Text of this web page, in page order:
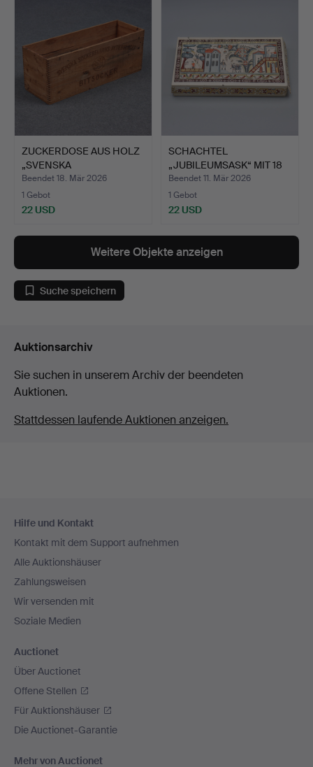
ZUCKERDOSE AUS HOLZ
„SVENSKA
SUGARFABRIKS …
Beendet 18. Mär 2026
1 Gebot
22 USD
SCHACHTEL
„JUBILEUMSASK“ MIT 18
STREICHHOL…
Beendet 11. Mär 2026
1 Gebot
22 USD
Weitere Objekte anzeigen
Suche speichern
Auktionsarchiv
Sie suchen in unserem Archiv der beendeten
Auktionen.
Stattdessen laufende Auktionen anzeigen.
Navigation
Hilfe und Kontakt
Kontakt mit dem Support aufnehmen
Alle Auktionshäuser
Zahlungsweisen
Wir versenden mit
Soziale Medien
Auctionet
Über Auctionet
Offene Stellen
Für Auktionshäuser
Die Auctionet-Garantie
Mehr von Auctionet